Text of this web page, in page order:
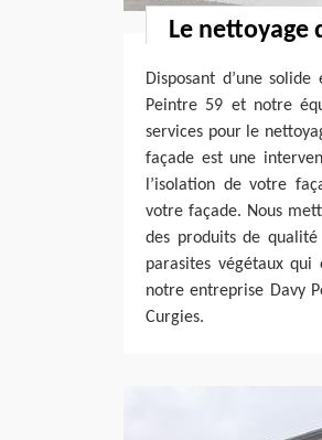
Le nettoyage
Disposant d’une
Peintre 59 et notre
services pour le
façade est une
l’isolation de votre
votre façade. Nous
des produits de
parasites végétaux qui
notre entreprise Davy
Curgies.